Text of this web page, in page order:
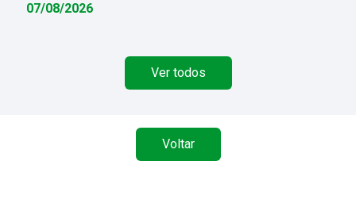
07/08/2026
Ver todos
Voltar